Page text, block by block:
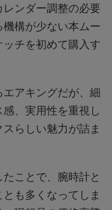
ンダー調整の必要
構が少ない本ムー
チを初めて購入す
アキングだが、細
、実用性を重視し
らしい魅力が詰ま
ことで、腕時計と
も多くなってしま